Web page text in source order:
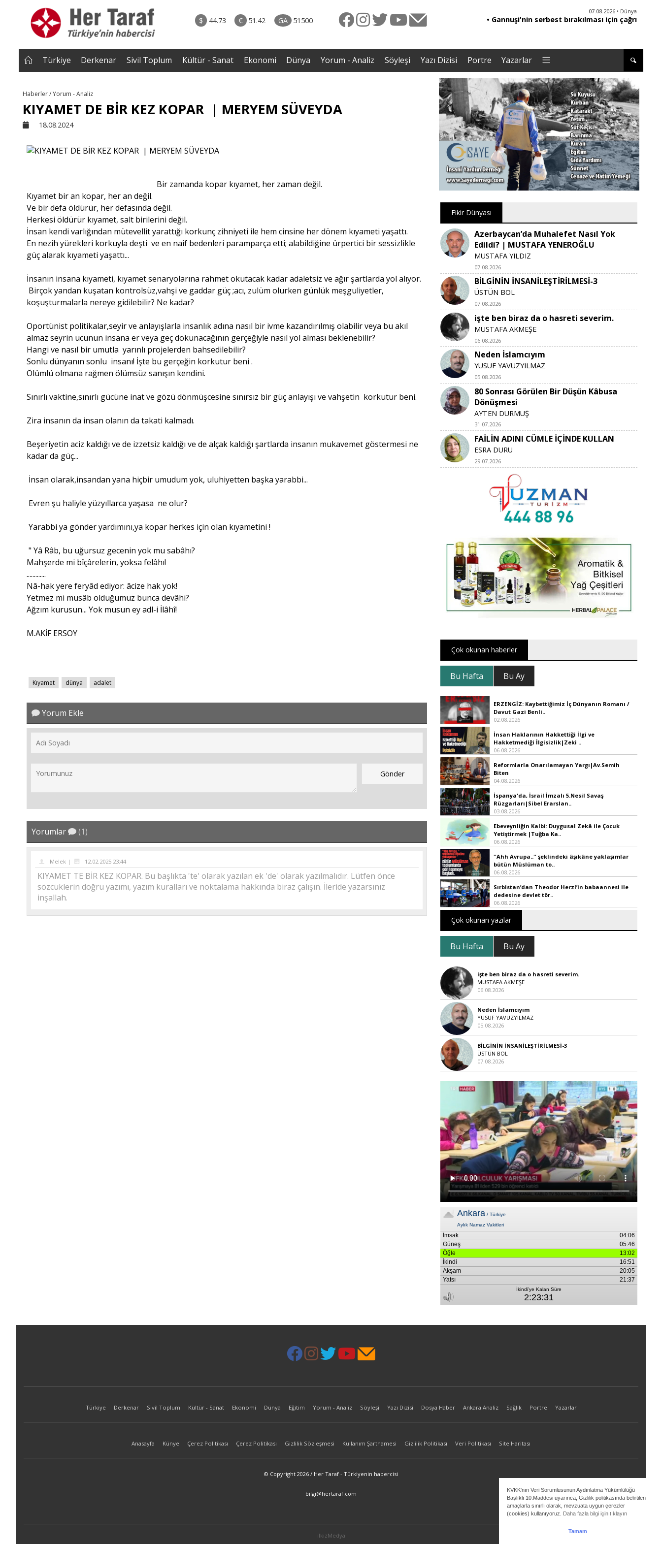
KVKK'nın Veri Sorumlusunun Aydınlatma Yükümlülüğü
Başlıklı 10.Maddesi uyarınca, Gizlilik politikasında belirtilen
amaçlarla sınırlı olarak, mevzuata uygun çerezler
(cookies) kullanıyoruz. Daha fazla bilgi için tıklayın
Tamam
$ 44.73 € 51.42 GA 51500
• Türkiye, Pakistan ve Suudi Arabistan imzayı attı!
Mekke Anlaşması yürürlüğe girdi
07.08.2026 • Dünya
• Gannuşi'nin serbest bırakılması için çağrı
06.08.2026 • Yorum - Analiz
• Ebeveynliğin Kalbi: Duygusal Zekâ ile Çocuk
Türkiye Derkenar Sivil Toplum Kültür - Sanat Ekonomi Dünya Yorum - Analiz Söyleşi Yazı Dizisi Portre Yazarlar
Haberler / Yorum - Analiz
KIYAMET DE BİR KEZ KOPAR | MERYEM SÜVEYDA
18.08.2024
Bir zamanda kopar kıyamet, her zaman değil.
Kıyamet bir an kopar, her an değil.
Ve bir defa öldürür, her defasında değil.
Herkesi öldürür kıyamet, salt birilerini değil.
İnsan kendi varlığından mütevellit yarattığı korkunç zihniyeti ile hem cinsine her dönem kıyameti yaşattı.
En nezih yürekleri korkuyla deşti ve en naif bedenleri paramparça etti; alabildiğine ürpertici bir sessizlikle
güç alarak kıyameti yaşattı...
İnsanın insana kıyameti, kıyamet senaryolarına rahmet okutacak kadar adaletsiz ve ağır şartlarda yol alıyor.
Birçok yandan kuşatan kontrolsüz,vahşi ve gaddar güç ;acı, zulüm olurken günlük meşguliyetler,
koşuşturmalarla nereye gidilebilir? Ne kadar?
Oportünist politikalar,seyir ve anlayışlarla insanlık adına nasıl bir ivme kazandırılmış olabilir veya bu akıl
almaz seyrin ucunun insana er veya geç dokunacağının gerçeğiyle nasıl yol alması beklenebilir?
Hangi ve nasıl bir umutla yarınlı projelerden bahsedilebilir?
Sonlu dünyanın sonlu insanı! İşte bu gerçeğin korkutur beni .
Ölümlü olmana rağmen ölümsüz sanışın kendini.
Sınırlı vaktine,sınırlı gücüne inat ve gözü dönmüşcesine sınırsız bir güç anlayışı ve vahşetin korkutur beni.
Zira insanın da insan olanın da takati kalmadı.
Beşeriyetin aciz kaldığı ve de izzetsiz kaldığı ve de alçak kaldığı şartlarda insanın mukavemet göstermesi ne
kadar da güç...
İnsan olarak,insandan yana hiçbir umudum yok, uluhiyetten başka yarabbi...
Evren şu haliyle yüzyıllarca yaşasa ne olur?
Yarabbi ya gönder yardımını,ya kopar herkes için olan kıyametini !
" Yâ Râb, bu uğursuz gecenin yok mu sabâhı?
Mahşerde mi bîçârelerin, yoksa felâhı!
.............
Nâ-hak yere feryâd ediyor: âcize hak yok!
Yetmez mi musâb olduğumuz bunca devâhi?
Ağzım kurusun... Yok musun ey adl-i İlâhî!
M.AKİF ERSOY
Kıyamet dünya adalet
Yorum Ekle
Yorumlar (1)
Melek | 12.02.2025 23:44
KIYAMET TE BİR KEZ KOPAR. Bu başlıkta 'te' olarak yazılan ek 'de' olarak yazılmalıdır. Lütfen önce
sözcüklerin doğru yazımı, yazım kuralları ve noktalama hakkında biraz çalışın. İleride yazarsınız
inşallah.
Fikir Dünyası
Azerbaycan’da Muhalefet Nasıl Yok
Edildi? | MUSTAFA YENEROĞLU
MUSTAFA YILDIZ
07.08.2026
BİLGİNİN İNSANİLEŞTİRİLMESİ-3
ÜSTÜN BOL
07.08.2026
işte ben biraz da o hasreti severim.
MUSTAFA AKMEŞE
06.08.2026
Neden İslamcıyım
YUSUF YAVUZYILMAZ
05.08.2026
80 Sonrası Görülen Bir Düşün Kâbusa
Dönüşmesi
AYTEN DURMUŞ
31.07.2026
FAİLİN ADINI CÜMLE İÇİNDE KULLAN
ESRA DURU
29.07.2026
Çok okunan haberler
Bu Hafta Bu Ay
ERZENGİZ: Kaybettiğimiz İç Dünyanın Romanı /
Davut Gazi Benli..
02.08.2026
İnsan Haklarının Hakkettiği İlgi ve
Hakketmediği İlgisizlik|Zeki ..
06.08.2026
Reformlarla Onarılamayan Yargı|Av.Semih
Biten
04.08.2026
İspanya'da, İsrail İmzalı 5.Nesil Savaş
Rüzgarları|Sibel Erarslan..
03.08.2026
Ebeveynliğin Kalbi: Duygusal Zekâ ile Çocuk
Yetiştirmek |Tuğba Ka..
06.08.2026
''Ahh Avrupa..'' şeklindeki âşıkâne yaklaşımlar
bütün Müslüman to..
06.08.2026
Sırbistan’dan Theodor Herzl’in babaannesi ile
dedesine devlet tör..
06.08.2026
Çok okunan yazılar
Bu Hafta Bu Ay
işte ben biraz da o hasreti severim.
MUSTAFA AKMEŞE
06.08.2026
Neden İslamcıyım
YUSUF YAVUZYILMAZ
05.08.2026
BİLGİNİN İNSANİLEŞTİRİLMESİ-3
ÜSTÜN BOL
07.08.2026
Türkiye Derkenar Sivil Toplum Kültür - Sanat Ekonomi Dünya Eğitim Yorum - Analiz Söyleşi Yazı Dizisi Dosya Haber Ankara Analiz Sağlık Portre Yazarlar
Anasayfa Künye Çerez Politikası Çerez Politikası Gizlilik Sözleşmesi Kullanım Şartnamesi Gizlilik Politikası Veri Politikası Site Haritası
© Copyright 2026 / Her Taraf - Türkiyenin habercisi
bilgi@hertaraf.com
ilkizMedya